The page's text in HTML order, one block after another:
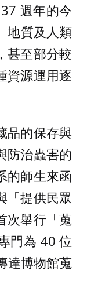
週年的今
地質及人類
甚至部分較
資源運用逐
品的保存與
防治蟲害的
的師生來函
「提供民眾
次舉行「蒐
門為 40 位
達博物館蒐